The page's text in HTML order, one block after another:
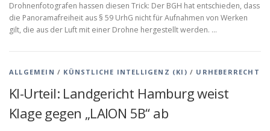
Drohnenfotografen hassen diesen Trick: Der BGH hat entschieden, dass
die Panoramafreiheit aus § 59 UrhG nicht für Aufnahmen von Werken
gilt, die aus der Luft mit einer Drohne hergestellt werden. …
ALLGEMEIN / KÜNSTLICHE INTELLIGENZ (KI) / URHEBERRECHT
KI-Urteil: Landgericht Hamburg weist
Klage gegen „LAION 5B“ ab